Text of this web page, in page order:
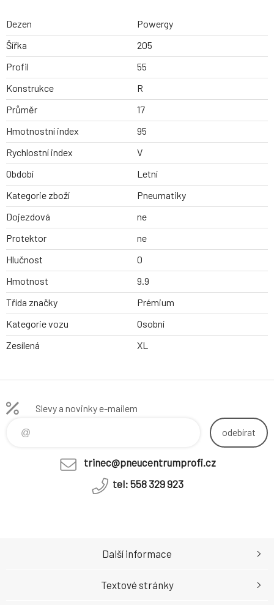
Dezen
Powergy
Šířka
205
Profil
55
Konstrukce
R
Průměr
17
Hmotnostní index
95
Rychlostní index
V
Období
Letní
Kategorie zboží
Pneumatiky
Dojezdová
ne
Protektor
ne
Hlučnost
0
Hmotnost
9.9
Třída značky
Prémium
Kategorie vozu
Osobní
Zesílená
XL
Slevy a novinky e-mailem
odebírat
trinec@pneucentrumprofi.cz
tel: 558 329 923
Další informace
Textové stránky